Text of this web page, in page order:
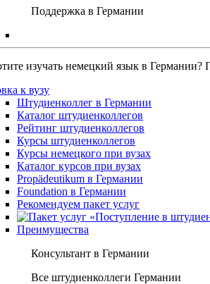
Поддержка в Германии
изучать немецкий язык в
к вузу
Штудиенколлег в Германии
Каталог штудиенколлегов
Рейтинг штудиенколлегов
Курсы штудиенколлегов
Курсы немецкого при вузах
Каталог курсов при вузах
Propädeutikum в Германии
Foundation в Германии
Рекомендуем пакет услуг
Преимущества
Консультант в Германии
Все штудиенколлеги Германии